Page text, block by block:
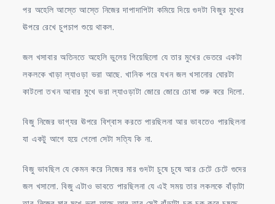
পর অহেলি আস্তে আস্তে নিজের দাপাদাপিটা কমিয়ে দিয়ে গুদটা বিজুর মুখের
ঊপরে রেখে চুপচাপ শুয়ে থাকল.
জল খসাবার অতিনতে অহেলি ভুলেয় গিয়েছিলো যে তার মুখের ভেতরে একটা
লকলকে খাড়া ল্যাওড়া ভরা আছে. খানিক পরে যখন জল খসানোর ঘোরটা
কাটলো তখন আবার মুখে ভরা ল্যাওড়াটা জোরে জোরে চোষা শুরু করে দিলো.
বিজু নিজের ভাগ্যর ঊপরে বিশ্বাস করতে পারছিলনা আর ভাবতেও পারছিলনা
যা একটু আগে হয়ে গেলো সেটা সত্যি কি না.
বিজু ভাবছিল যে কেমন করে নিজের মার গুদটা চুষে চুষে আর চেটে চেটে গুদের
জল খসালো. বিজু এটাও ভাবতে পারছিলনা যে এই সময় তার লকলকে বাঁড়াটা